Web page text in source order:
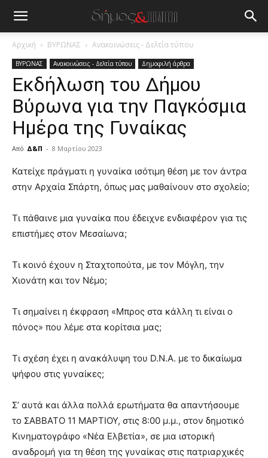
Αρχική ΒΥΡΩΝΑΣ Ανακοινώσεις - Δελτία τύπου
ΒΥΡΩΝΑΣ Ανακοινώσεις - Δελτία τύπου Δημοφιλή άρθρα
Εκδήλωση του Δήμου
Βύρωνα για την Παγκόσμια
Ημέρα της Γυναίκας
Από Δ&Π - 8 Μαρτίου 2023
blonde
lesbians
very
cam
show.desi
lyons
teaches
the
meaning
of
pornhun
hd
Κατείχε πράγματι η γυναίκα ισότιμη θέση με τον άντρα
στην Αρχαία Σπάρτη, όπως μας μαθαίνουν στο σχολείο;
Τι πάθαινε μια γυναίκα που έδειχνε ενδιαφέρον για τις
επιστήμες στον Μεσαίωνα;
Τι κοινό έχουν η Σταχτοπούτα, με τον Μόγλη, την
Χιονάτη και τον Νέμο;
Τι σημαίνει η έκφραση «Μπρος στα κάλλη τι είναι ο
πόνος» που λέμε στα κορίτσια μας;
Τι σχέση έχει η ανακάλυψη του D.N.A. με το δικαίωμα
ψήφου στις γυναίκες;
Σ’ αυτά και άλλα πολλά ερωτήματα θα απαντήσουμε
το ΣΑΒΒΑΤΟ 11 ΜΑΡΤΙΟΥ, στις 8:00 μ.μ., στον δημοτικό
Κινηματογράφο «Νέα Ελβετία», σε μια ιστορική
αναδρομή για τη θέση της γυναίκας στις πατριαρχικές